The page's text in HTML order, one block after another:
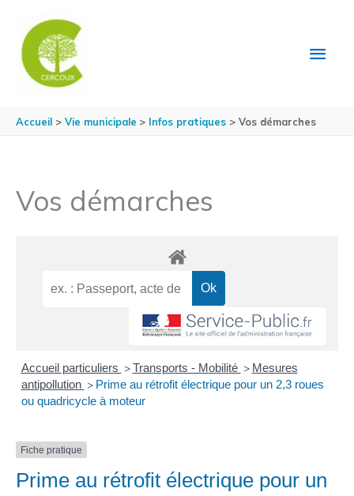
Accueil Vie municipale Infos pratiques Vos démarches
Vos démarches
Accueil particuliers > Transports - Mobilité > Mesures
antipollution > Prime au rétrofit électrique pour un 2,3 roues
ou quadricycle à moteur
Fiche pratique
Prime au rétrofit électrique pour un